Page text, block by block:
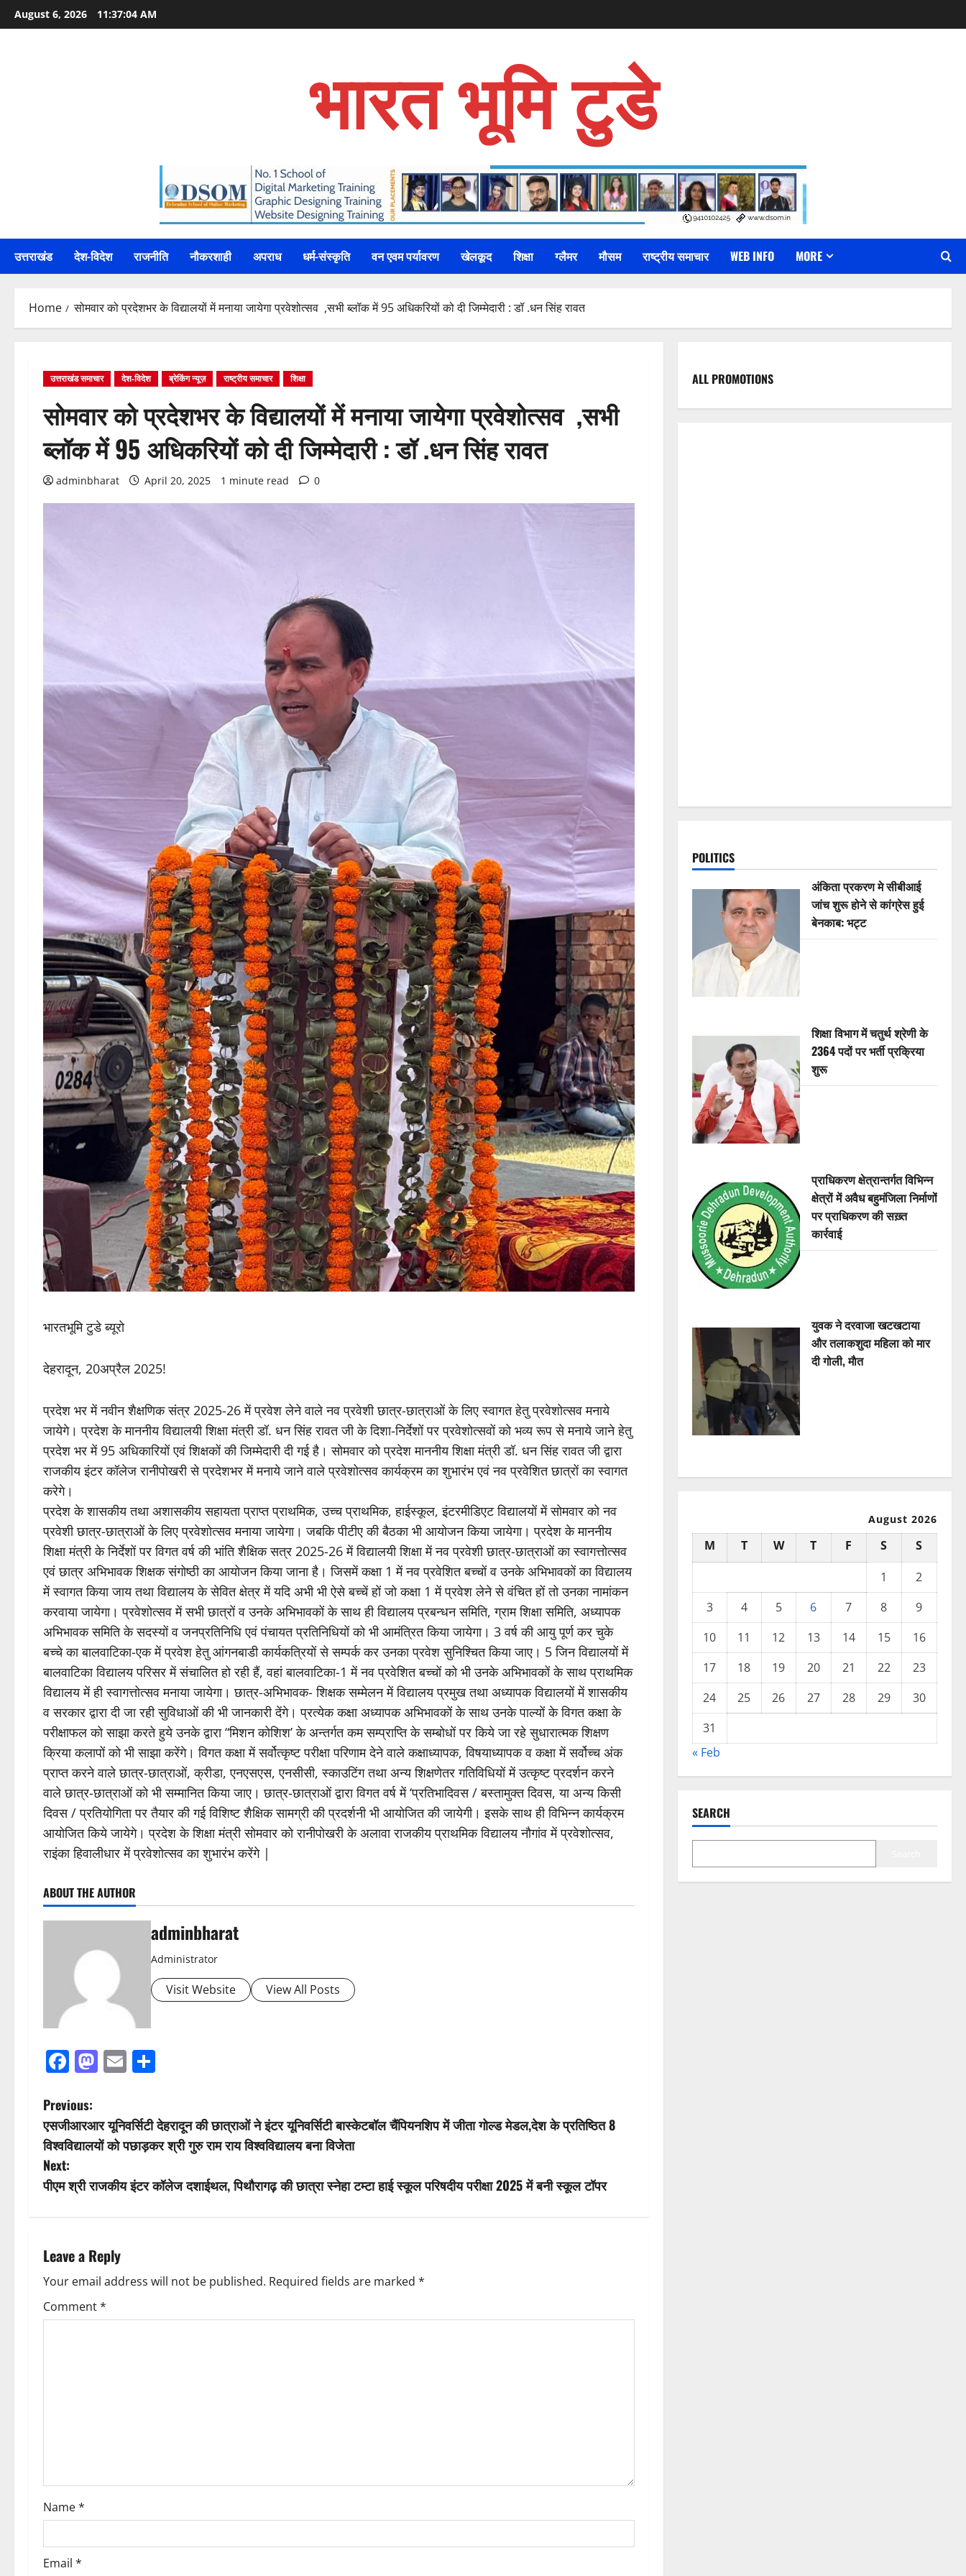
Skip
to
August 6, 2026 11:37:06 AM
भारत भूमि टुडे
उत्तराखंड देश-विदेश राजनीति नौकरशाही अपराध धर्म-संस्कृति वन एवम पर्यावरण खेलकूद शिक्षा ग्लैमर मौसम राष्ट्रीय समाचार WEB INFO MORE
Home सोमवार को प्रदेशभर के विद्यालयों में मनाया जायेगा प्रवेशोत्सव ,सभी ब्लॉक में 95 अधिकरियों को दी जिम्मेदारी : डॉ .धन सिंह रावत
उत्तराखंड समाचार देश-विदेश ब्रेकिंग न्यूज़ राष्ट्रीय समाचार शिक्षा
सोमवार को प्रदेशभर के विद्यालयों में मनाया जायेगा प्रवेशोत्सव ,सभी
ब्लॉक में 95 अधिकरियों को दी जिम्मेदारी : डॉ .धन सिंह रावत
adminbharat April 20, 2025 1 minute read 0
भारतभूमि टुडे ब्यूरो
देहरादून, 20अप्रैल 2025!
प्रदेश भर में नवीन शैक्षणिक संत्र 2025-26 में प्रवेश लेने वाले नव प्रवेशी छात्र-छात्राओं के लिए स्वागत हेतु प्रवेशोत्सव मनाये
जायेगे। प्रदेश के माननीय विद्यालयी शिक्षा मंत्री डॉ. धन सिंह रावत जी के दिशा-निर्देशों पर प्रवेशोत्सवों को भव्य रूप से मनाये जाने हेतु
प्रदेश भर में 95 अधिकारियों एवं शिक्षकों की जिम्मेदारी दी गई है। सोमवार को प्रदेश माननीय शिक्षा मंत्री डॉ. धन सिंह रावत जी द्वारा
राजकीय इंटर कॉलेज रानीपोखरी से प्रदेशभर में मनाये जाने वाले प्रवेशोत्सव कार्यक्रम का शुभारंभ एवं नव प्रवेशित छात्रों का स्वागत
करेगे।
प्रदेश के शासकीय तथा अशासकीय सहायता प्राप्त प्राथमिक, उच्च प्राथमिक, हाईस्कूल, इंटरमीडिएट विद्यालयों में सोमवार को नव
प्रवेशी छात्र-छात्राओं के लिए प्रवेशोत्सव मनाया जायेगा। जबकि पीटीए की बैठका भी आयोजन किया जायेगा। प्रदेश के माननीय
शिक्षा मंत्री के निर्देशों पर विगत वर्ष की भांति शैक्षिक सत्र 2025-26 में विद्यालयी शिक्षा में नव प्रवेशी छात्र-छात्राओं का स्वागत्तोत्सव
एवं छात्र अभिभावक शिक्षक संगोष्ठी का आयोजन किया जाना है। जिसमें कक्षा 1 में नव प्रवेशित बच्चों व उनके अभिभावकों का विद्यालय
में स्वागत किया जाय तथा विद्यालय के सेवित क्षेत्र में यदि अभी भी ऐसे बच्चें हों जो कक्षा 1 में प्रवेश लेने से वंचित हों तो उनका नामांकन
करवाया जायेगा। प्रवेशोत्सव में सभी छात्रों व उनके अभिभावकों के साथ ही विद्यालय प्रबन्धन समिति, ग्राम शिक्षा समिति, अध्यापक
अभिभावक समिति के सदस्यों व जनप्रतिनिधि एवं पंचायत प्रतिनिधियों को भी आमंत्रित किया जायेगा। 3 वर्ष की आयु पूर्ण कर चुके
बच्चे का बालवाटिका-एक में प्रवेश हेतु आंगनबाडी कार्यकत्रियों से सम्पर्क कर उनका प्रवेश सुनिश्चित किया जाए। 5 जिन विद्यालयों में
बालवाटिका विद्यालय परिसर में संचालित हो रही हैं, वहां बालवाटिका-1 में नव प्रवेशित बच्चों को भी उनके अभिभावकों के साथ प्राथमिक
विद्यालय में ही स्वागत्तोत्सव मनाया जायेगा। छात्र-अभिभावक- शिक्षक सम्मेलन में विद्यालय प्रमुख तथा अध्यापक विद्यालयों में शासकीय
व सरकार द्वारा दी जा रही सुविधाओं की भी जानकारी देंगे। प्रत्येक कक्षा अध्यापक अभिभावकों के साथ उनके पाल्यों के विगत कक्षा के
परीक्षाफल को साझा करते हुये उनके द्वारा “मिशन कोशिश’ के अन्तर्गत कम सम्प्राप्ति के सम्बोधों पर किये जा रहे सुधारात्मक शिक्षण
क्रिया कलापों को भी साझा करेंगे। विगत कक्षा में सर्वोत्कृष्ट परीक्षा परिणाम देने वाले कक्षाध्यापक, विषयाध्यापक व कक्षा में सर्वोच्च अंक
प्राप्त करने वाले छात्र-छात्राओं, क्रीडा, एनएसएस, एनसीसी, स्काउटिंग तथा अन्य शिक्षणेतर गतिविधियों में उत्कृष्ट प्रदर्शन करने
वाले छात्र-छात्राओं को भी सम्मानित किया जाए। छात्र-छात्राओं द्वारा विगत वर्ष में ‘प्रतिभादिवस / बस्तामुक्त दिवस, या अन्य किसी
दिवस / प्रतियोगिता पर तैयार की गई विशिष्ट शैक्षिक सामग्री की प्रदर्शनी भी आयोजित की जायेगी। इसके साथ ही विभिन्न कार्यक्रम
आयोजित किये जायेगे। प्रदेश के शिक्षा मंत्री सोमवार को रानीपोखरी के अलावा राजकीय प्राथमिक विद्यालय नौगांव में प्रवेशोत्सव,
राइंका हिवालीधार में प्रवेशोत्सव का शुभारंभ करेंगे |
ABOUT THE AUTHOR
adminbharat
Administrator
Visit Website View All Posts
Facebook
Mastodon
Email
P
o
s
t
a
v
i
n
Previous:
एसजीआरआर यूनिवर्सिटी देहरादून की छात्राओं ने इंटर यूनिवर्सिटी बास्केटबॉल चैंपियनशिप में जीता गोल्ड मेडल,देश के प्रतिष्ठित 8
विश्वविद्यालयों को पछाड़कर श्री गुरु राम राय विश्वविद्यालय बना विजेता
Next:
पीएम श्री राजकीय इंटर कॉलेज दशाईथल, पिथौरागढ़ की छात्रा स्नेहा टम्टा हाई स्कूल परिषदीय परीक्षा 2025 में बनी स्कूल टॉपर
Leave a Reply
Your email address will not be published. Required fields are marked *
Comment*
Name*
Email *
ALL PROMOTIONS
POLITICS
अंकिता प्रकरण मे सीबीआई
जांच शुरू होने से कांग्रेस हुई
बेनकाब: भट्ट
शिक्षा विभाग में चतुर्थ श्रेणी के
2364 पदों पर भर्ती प्रक्रिया
शुरू
प्राधिकरण क्षेत्रान्तर्गत विभिन्न
क्षेत्रों में अवैध बहुमंजिला निर्माणों
पर प्राधिकरण की सख़्त
कार्रवाई
युवक ने दरवाजा खटखटाया
और तलाकशुदा महिला को मार
दी गोली, माैत
August 2026
M T W T F S
S
1
2
3
4 5 6 7 8
9
10
11 12 13 14 15
16
17
18 19 20 21 22
23
24
25 26 27 28 29
30
31
« Feb
SEARCH